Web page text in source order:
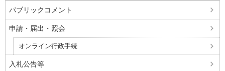
パブリックコメント
申請・届出・照会
オンライン行政手続
入札公告等